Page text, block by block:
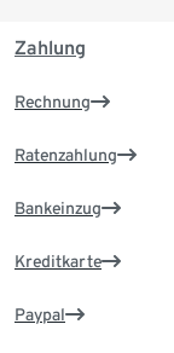
Zahlung
Rechnung
Ratenzahlung
Bankeinzug
Kreditkarte
Paypal